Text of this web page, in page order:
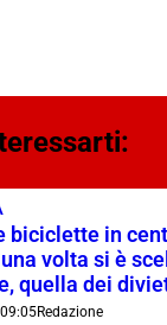
biciclette in
una volta si è
quella dei
09:05Redazione